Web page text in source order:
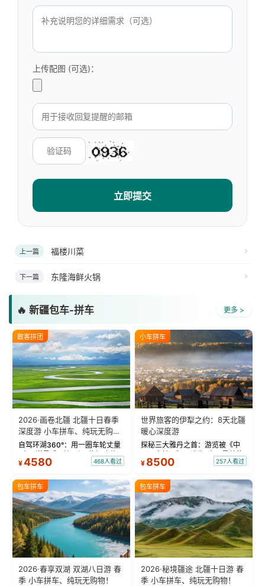
上传配图 (可选)：
立即提交
上一篇 福楼川菜
下一篇 东隆海鲜火锅
🔥 新疆包车-拼车 更多 >
散客拼团
2026·画卷北疆 北疆十日春季
深度游 小车拼车、纯玩无购
物！
自驾环湖360°：用一圈车轮丈量
“大西洋最后一滴眼泪”的极致蔚
蓝。 赛湖旅拍：甄选多款风格服
绝美瞬间。 赛湖坦克300跟车视
频：专业摄影师...
¥4580 468人看过
小车拼车
世界旅客的伊犁之约：8天北疆
暖心深度游
探秘三大雅丹之首：游览被《中
国国家地理》评选为“中国最美的
三大雅丹”第一名的克拉玛依魔鬼
瓦人最大村落——禾木村，欣赏
晨雾与小木...
¥ 8500 257人看过
包车拼车
2026·春享双湖 双湖八日游 春
季 小车拼车、纯玩无购物！
包车拼车
2026·秘境疆途 北疆十日游 春
季 小车拼车、纯玩无购物！